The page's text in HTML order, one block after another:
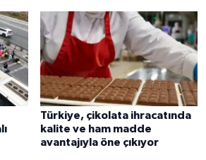
Türkiye, çikolata ihracatında
kalite ve ham madde
avantajıyla öne çıkıyor